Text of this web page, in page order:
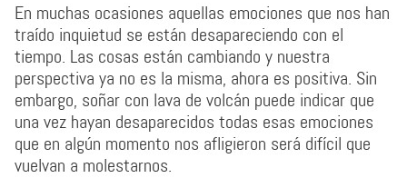
En muchas ocasiones aquellas emociones que nos han
traído inquietud se están desapareciendo con el
tiempo. Las cosas están cambiando y nuestra
perspectiva ya no es la misma, ahora es positiva. Sin
embargo, soñar con lava de volcán puede indicar que
una vez hayan desaparecidos todas esas emociones
que en algún momento nos afligieron será difícil que
vuelvan a molestarnos.